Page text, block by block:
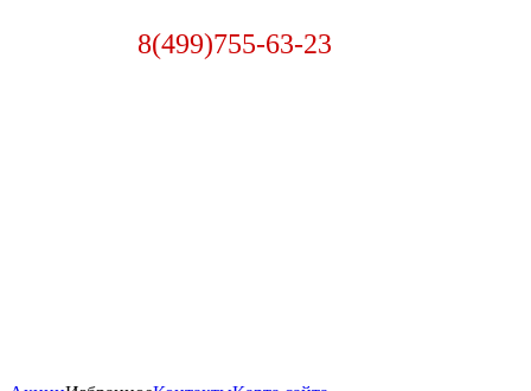
8(499)755-63-23